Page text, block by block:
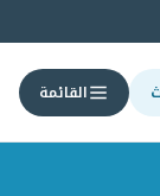
القائمة